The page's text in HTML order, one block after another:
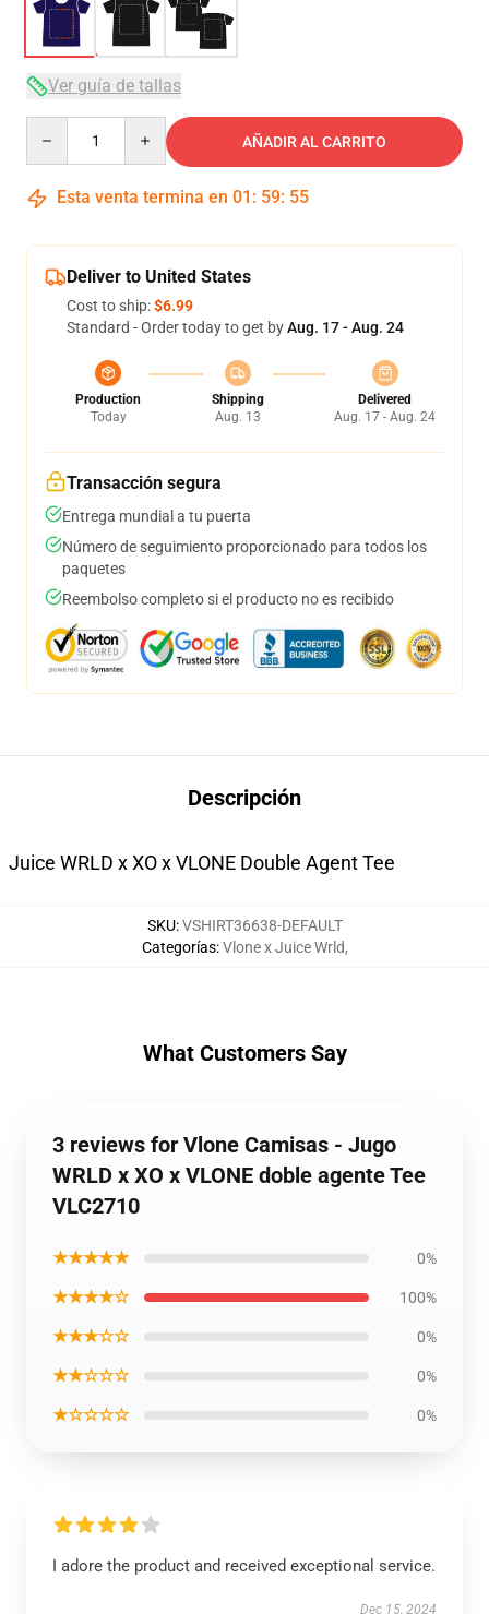
Ver guía de tallas
AÑADIR AL CARRITO
Esta venta termina en 01 : 59: 54
Deliver to United States
Cost to ship:$6.99
Standard - Order today to get byAug. 17 - Aug. 24
Production
Today
Shipping
Aug. 13
Delivered
Aug. 17 - Aug. 24
Transacción segura
Entrega mundial a tu puerta
Número de seguimiento proporcionado para todos los
paquetes
Reembolso completo si el producto no es recibido
Descripción
Juice WRLD x XO x VLONE Double Agent Tee
SKU:VSHIRT36638-DEFAULT
Categorías:Vlone x Juice Wrld,
What Customers Say
3 reviews for Vlone Camisas - Jugo
WRLD x XO x VLONE doble agente Tee
VLC2710
★★★★★ 0%
★★★★☆ 100%
★★★☆☆ 0%
★★☆☆☆ 0%
★☆☆☆☆ 0%
I adore the product and received exceptional service.
Dec 15, 2024